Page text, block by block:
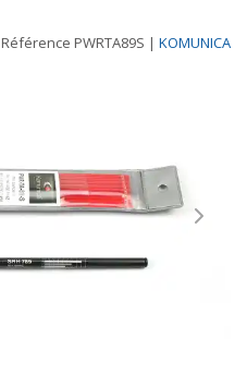
Référence PWRTA89S | KOMUNICA
Next